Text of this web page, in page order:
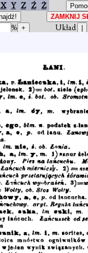
X Y Z Ź Ż
%
Układ